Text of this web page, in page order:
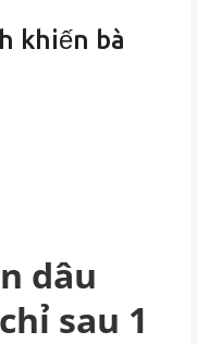
khiến bà
dâu
sau 1